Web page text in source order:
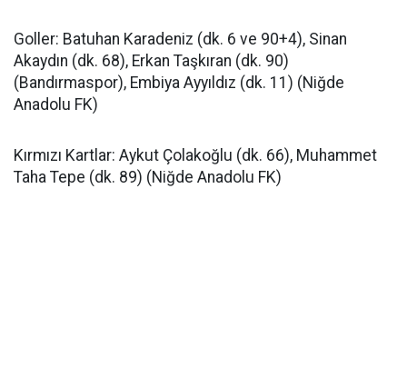
Goller: Batuhan Karadeniz (dk. 6 ve 90+4), Sinan
Akaydın (dk. 68), Erkan Taşkıran (dk. 90)
(Bandırmaspor), Embiya Ayyıldız (dk. 11) (Niğde
Anadolu FK)
Kırmızı Kartlar: Aykut Çolakoğlu (dk. 66), Muhammet
Taha Tepe (dk. 89) (Niğde Anadolu FK)